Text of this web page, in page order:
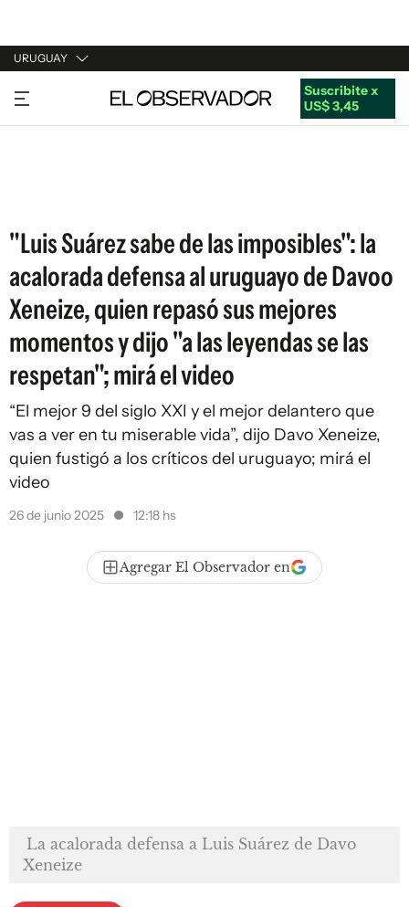
URUGUAY
URUGUAY
ARGENTINA
Suscribite x
US$ 3,45
"Luis Suárez sabe de las imposibles": la
acalorada defensa al uruguayo de Davoo
Xeneize, quien repasó sus mejores
momentos y dijo "a las leyendas se las
respetan"; mirá el video
“El mejor 9 del siglo XXI y el mejor delantero que
vas a ver en tu miserable vida”, dijo Davo Xeneize,
quien fustigó a los críticos del uruguayo; mirá el
video
26 de junio 2025 12:18 hs
Agregar El Observador en
La acalorada defensa a Luis Suárez de Davo
Xeneize